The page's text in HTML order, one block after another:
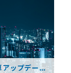
アップデート